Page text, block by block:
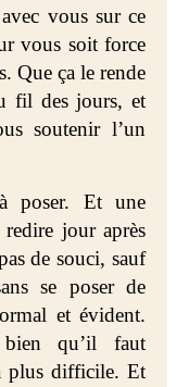
vous sur ce
vous soit force
Que ça le rende
fil des jours, et
soutenir l’un
poser. Et une
jour après
de souci, sauf
se poser de
et évident.
qu’il faut
plus difficile. Et